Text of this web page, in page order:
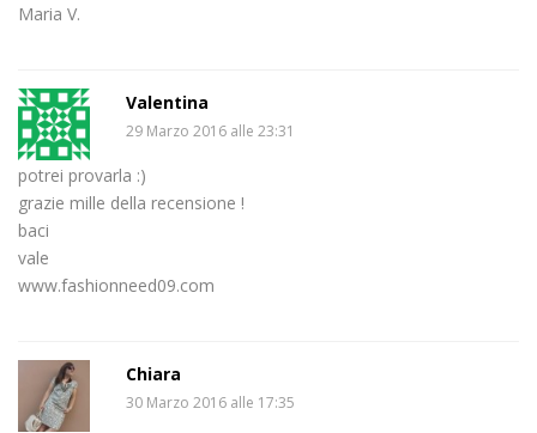
Maria V.
Valentina
29 Marzo 2016 alle 23:31
potrei provarla :)
grazie mille della recensione !
baci
vale
www.fashionneed09.com
Chiara
30 Marzo 2016 alle 17:35